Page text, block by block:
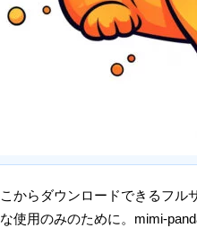
こからダウンロードできるフ
使用のみのために。mimi-